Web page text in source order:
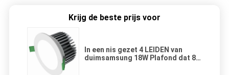
Krijg de beste prijs voor
In een nis gezet 4 LEIDEN van
duimsamsung 18W Plafond dat 80